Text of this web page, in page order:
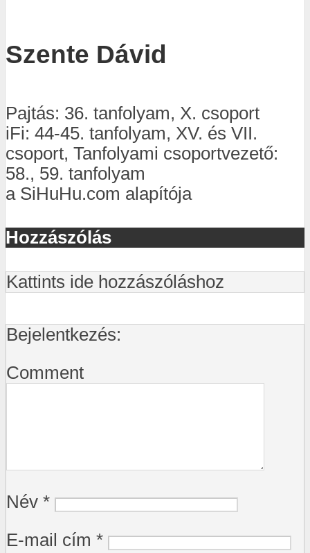
Szente Dávid
Pajtás: 36. tanfolyam, X. csoport
iFi: 44-45. tanfolyam, XV. és VII.
csoport, Tanfolyami csoportvezető:
58., 59. tanfolyam
a SiHuHu.com alapítója
Hozzászólás
Kattints ide hozzászóláshoz
Bejelentkezés:
Comment
Név *
E-mail cím *